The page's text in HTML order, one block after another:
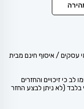
מהיר עד הדלת ב- 39 ש"ח. עד 2-5 ימי עסקים / איסוף חינם מבית
כי זיכויים והחזרים
(לא ניתן לבצע החזר